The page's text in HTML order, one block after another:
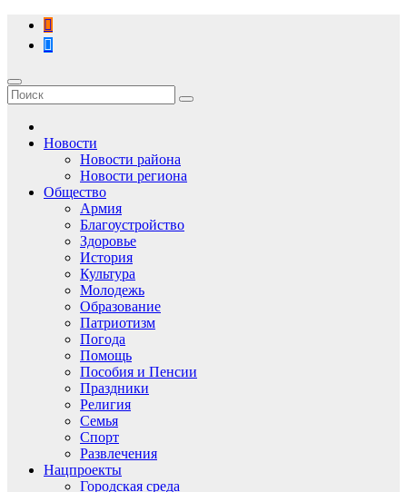
Перейти
содержимому
Новости
Новости района
Новости региона
Общество
Армия
Благоустройство
Здоровье
История
Культура
Молодежь
Образование
Патриотизм
Погода
Помощь
Пособия и Пенсии
Праздники
Религия
Семья
Спорт
Развлечения
Нацпроекты
Городская среда